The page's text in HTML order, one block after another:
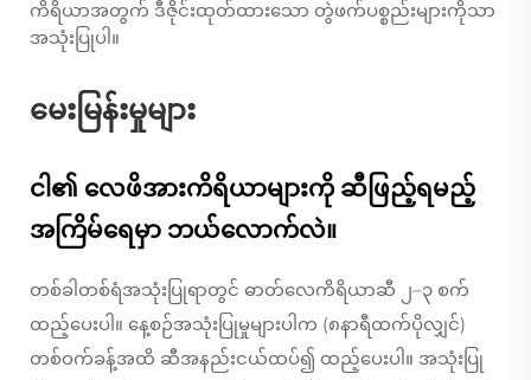
ကိရိယာအတွက် ဒီဇိုင်းထုတ်ထားသော တွဲဖက်ပစ္စည်းများကိုသာ
အသုံးပြုပါ။
မေးမြန်းမှုများ
ငါ၏ လေဖိအားကိရိယာများကို ဆီဖြည့်ရမည့်
အကြိမ်ရေမှာ ဘယ်လောက်လဲ။
တစ်ခါတစ်ရံအသုံးပြုရာတွင် ဓာတ်လေကိရိယာဆီ ၂–၃ စက်
ထည့်ပေးပါ။ နေ့စဉ်အသုံးပြုမှုများပါက (၈နာရီထက်ပိုလျှင်)
တစ်ဝက်ခန့်အထိ ဆီအနည်းငယ်ထပ်၍ ထည့်ပေးပါ။ အသုံးပြု